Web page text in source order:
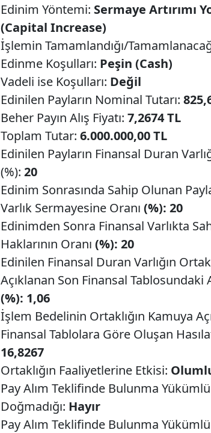
Edinim Yöntemi: Sermaye Artırımı
(Capital Increase)
İşlemin Tamamlandığı/
Edinme Koşulları: Peşin (Cash)
Vadeli ise Koşulları: Değil
Edinilen Payların Nominal Tutarı:
Beher Payın Alış Fiyatı: 7,2674 TL
Toplam Tutar: 6.000.000,00 TL
Edinilen Payların Finansal Duran
(%): 20
Edinim Sonrasında Sahip Olunan
Varlık Sermayesine Oranı (%): 20
Edinimden Sonra Finansal Varlıkta
Haklarının Oranı (%): 20
Edinilen Finansal Duran Varlığın
Açıklanan Son Finansal Tablosundaki
(%): 1,06
İşlem Bedelinin Ortaklığın Kamuya
Finansal Tablolara Göre Oluşan
16,8267
Ortaklığın Faaliyetlerine Etkisi:
Pay Alım Teklifinde Bulunma
Doğmadığı: Hayır
Pay Alım Teklifinde Bulunma